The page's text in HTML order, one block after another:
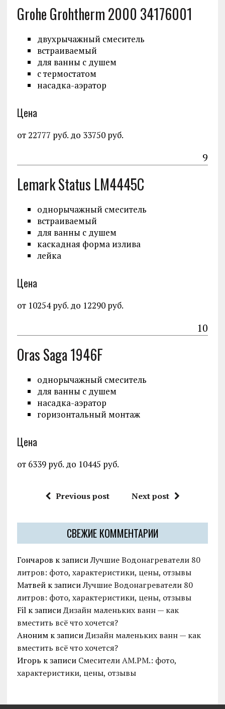
Grohe Grohtherm 2000 34176001
двухрычажный смеситель
встраиваемый
для ванны с душем
с термостатом
насадка-аэратор
Цена
от 22777 руб. до 33750 руб.
9
Lemark Status LM4445C
однорычажный смеситель
встраиваемый
для ванны с душем
каскадная форма излива
лейка
Цена
от 10254 руб. до 12290 руб.
10
Oras Saga 1946F
однорычажный смеситель
для ванны с душем
насадка-аэратор
горизонтальный монтаж
Цена
от 6339 руб. до 10445 руб.
Previous post Next post
СВЕЖИЕ КОММЕНТАРИИ
Гончаров к записиЛучшие Водонагреватели 80
литров: фото, характеристики, цены, отзывы
Матвейк записиЛучшие Водонагреватели 80
литров: фото, характеристики, цены, отзывы
Filк записиДизайн маленьких ванн — как
вместить всё что хочется?
Анонимк записиДизайн маленьких ванн — как
вместить всё что хочется?
Игорь к записи Смесители AM.PM.: фото,
характеристики, цены, отзывы